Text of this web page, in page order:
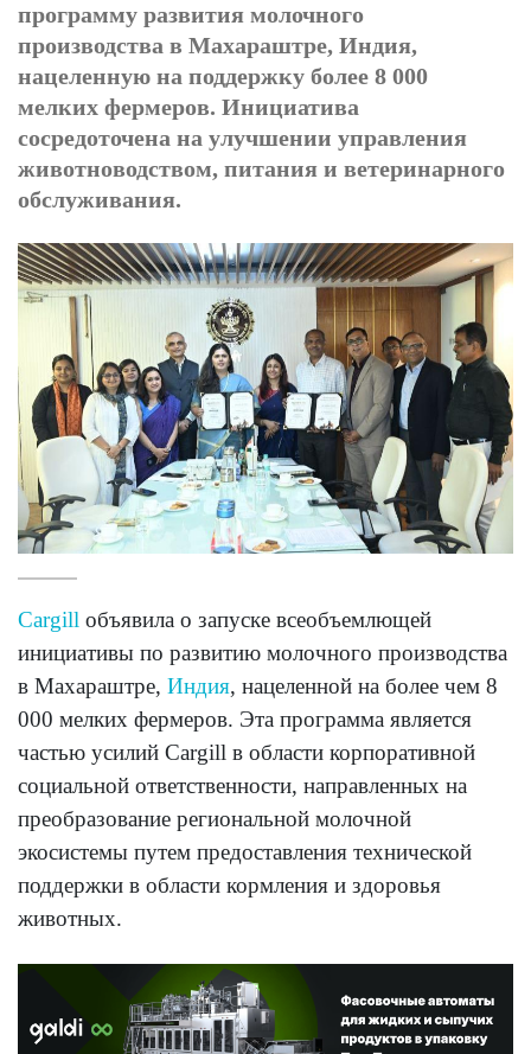
программу развития молочного
производства в Махараштре, Индия,
нацеленную на поддержку более 8 000
мелких фермеров. Инициатива
сосредоточена на улучшении управления
животноводством, питания и ветеринарного
обслуживания.
Cargill объявила о запуске всеобъемлющей
инициативы по развитию молочного производства
в Махараштре, Индия, нацеленной на более чем 8
000 мелких фермеров. Эта программа является
частью усилий Cargill в области корпоративной
социальной ответственности, направленных на
преобразование региональной молочной
экосистемы путем предоставления технической
поддержки в области кормления и здоровья
животных.